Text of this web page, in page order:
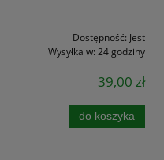
Dostępność: Jest
Wysyłka w: 24 godziny
39,00 zł
do koszyka